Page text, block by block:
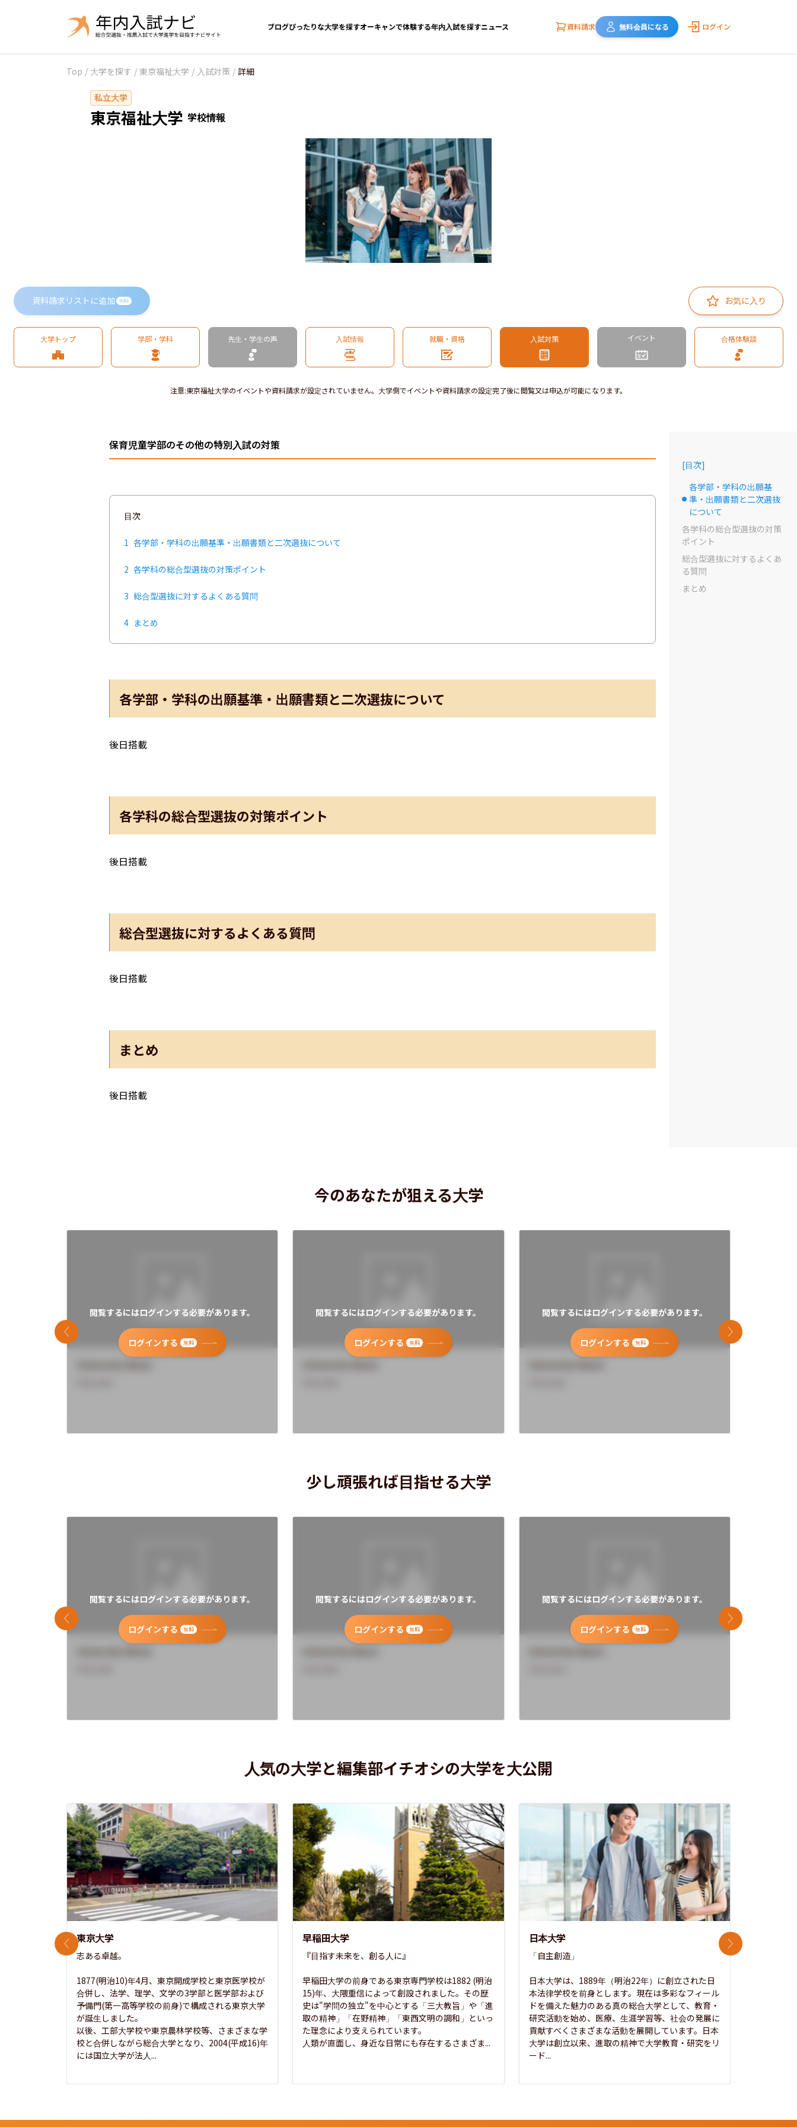
ブログぴったりな大学を探すオーキャンで体験する年内入試を探すニュース 資料請求 無料会員になる ログイン
Top / 大学を探す / 東京福祉大学 / 入試対策 / 詳細
私立大学
東京福祉大学 学校情報
資料請求リストに追加 無料 お気に入り
大学トップ 学部・学科 先生・学生の声 入試情報 就職・資格 入試対策 イベント 合格体験談
注意:東京福祉大学のイベントや資料請求が設定されていません。大学側でイベントや資料請求の設定完了後に閲覧又は申込が可能になります。
保育児童学部のその他の特別入試の対策
目次
1 各学部・学科の出願基準・出願書類と二次選抜について
2 各学科の総合型選抜の対策ポイント
3 総合型選抜に対するよくある質問
4 まとめ
各学部・学科の出願基準・出願書類と二次選抜について
後日搭載
各学科の総合型選抜の対策ポイント
後日搭載
総合型選抜に対するよくある質問
後日搭載
まとめ
後日搭載
[目次]
選択中のドット
各学部・学科の出願基
準・出願書類と二次選抜
について
各学科の総合型選抜の対策
ポイント
総合型選抜に対するよくあ
る質問
まとめ
今のあなたが狙える大学
閲覧するにはログインする必要があります。
ログインする 無料
閲覧するにはログインする必要があります。
ログインする 無料
閲覧するにはログインする必要があります。
ログインする 無料
前のスライド 次のスライド
少し頑張れば目指せる大学
閲覧するにはログインする必要があります。
ログインする 無料
閲覧するにはログインする必要があります。
ログインする 無料
閲覧するにはログインする必要があります。
ログインする 無料
前のスライド 次のスライド
人気の大学と編集部イチオシの大学を大公開
東京大学
志ある卓越。
1877(明治10)年4月、東京開成学校と東京医学校が
合併し、法学、理学、文学の3学部と医学部および
予備門(第一高等学校の前身)で構成される東京大学
が誕生しました。
以後、工部大学校や東京農林学校等、さまざまな学
校と合併しながら総合大学となり、2004(平成16)年
には国立大学が法人...
早稲田大学
『目指す未来を、創る人に』
早稲田大学の前身である東京専門学校は1882 (明治
15)年、大隈重信によって創設されました。その歴
史は"学問の独立"を中心とする「三大教旨」や「進
取の精神」「在野精神」「東西文明の調和」といっ
た理念により支えられています。
人類が直面し、身近な日常にも存在するさまざま...
日本大学
「自主創造」
日本大学は、1889年（明治22年）に創立された日
本法律学校を前身とします。現在は多彩なフィール
ドを備えた魅力のある真の総合大学として、教育・
研究活動を始め、医療、生涯学習等、社会の発展に
貢献すべくさまざまな活動を展開しています。日本
大学は創立以来、進取の精神で大学教育・研究をリ
ード...
前のスライド 次のスライド